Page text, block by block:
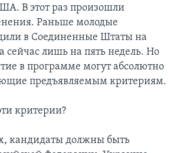
В этот раз произошли
Раньше молодые
в Соединенные Штаты на
сейчас лишь на пять недель. Но
в программе могут абсолютно
предъявляемым критериям.
критерии?
кандидаты должны быть